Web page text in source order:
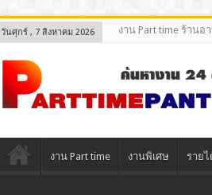
วันศุกร์ , 7 สิงหาคม 2026 งาน Part time ร้านอ
งาน Part time งานพิเศษ รายไ